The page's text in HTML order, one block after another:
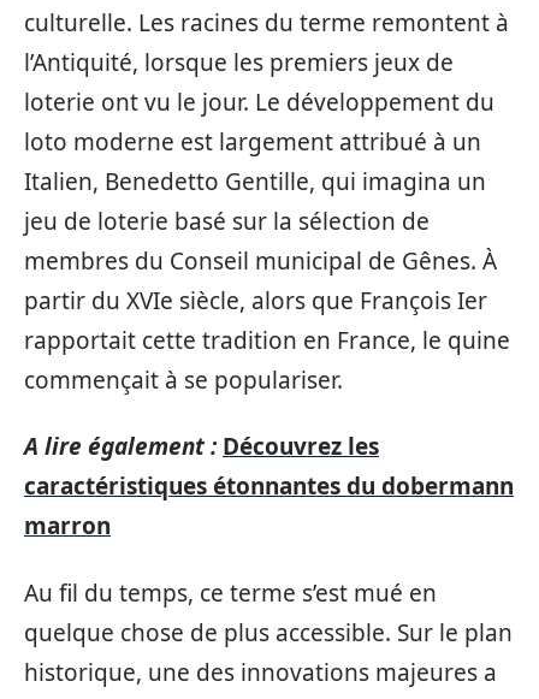
culturelle. Les racines du terme remontent à
l’Antiquité, lorsque les premiers jeux de
loterie ont vu le jour. Le développement du
loto moderne est largement attribué à un
Italien, Benedetto Gentille, qui imagina un
jeu de loterie basé sur la sélection de
membres du Conseil municipal de Gênes. À
partir du XVIe siècle, alors que François Ier
rapportait cette tradition en France, le quine
commençait à se populariser.
A lire également : Découvrez les
caractéristiques étonnantes du dobermann
marron
Au fil du temps, ce terme s’est mué en
quelque chose de plus accessible. Sur le plan
historique, une des innovations majeures a